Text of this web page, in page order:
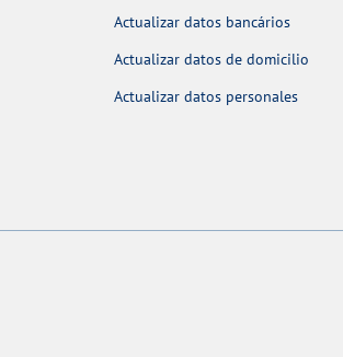
Actualizar datos bancários
Actualizar datos de domicilio
Actualizar datos personales